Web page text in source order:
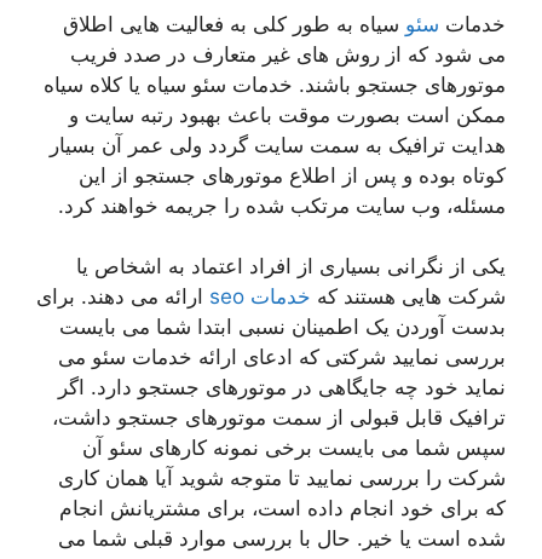
خدمات سئو سیاه به طور کلی به فعالیت هایی اطلاق
می شود که از روش های غیر متعارف در صدد فریب
موتورهای جستجو باشند. خدمات سئو سیاه یا کلاه سیاه
ممکن است بصورت موقت باعث بهبود رتبه سایت و
هدایت ترافیک به سمت سایت گردد ولی عمر آن بسیار
کوتاه بوده و پس از اطلاع موتورهای جستجو از این
مسئله، وب سایت مرتکب شده را جریمه خواهند کرد.
یکی از نگرانی بسیاری از افراد اعتماد به اشخاص یا
شرکت هایی هستند که خدمات seo
ارائه می دهند. برای
بدست آوردن یک اطمینان نسبی ابتدا شما می بایست
بررسی نمایید شرکتی که ادعای ارائه خدمات سئو می
نماید خود چه جایگاهی در موتورهای جستجو دارد. اگر
ترافیک قابل قبولی از سمت موتورهای جستجو داشت،
سپس شما می بایست برخی نمونه کارهای سئو آن
شرکت را بررسی نمایید تا متوجه شوید آیا همان کاری
که برای خود انجام داده است، برای مشتریانش انجام
شده است یا خیر. حال با بررسی موارد قبلی شما می